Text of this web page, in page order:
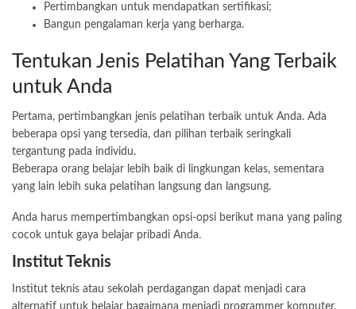
Pertimbangkan untuk mendapatkan sertifikasi;
Bangun pengalaman kerja yang berharga.
Tentukan Jenis Pelatihan Yang Terbaik
untuk Anda
Pertama, pertimbangkan jenis pelatihan terbaik untuk Anda. Ada
beberapa opsi yang tersedia, dan pilihan terbaik seringkali
tergantung pada individu.
Beberapa orang belajar lebih baik di lingkungan kelas, sementara
yang lain lebih suka pelatihan langsung dan langsung.
Anda harus mempertimbangkan opsi-opsi berikut mana yang paling
cocok untuk gaya belajar pribadi Anda.
Institut Teknis
Institut teknis atau sekolah perdagangan dapat menjadi cara
alternatif untuk belajar bagaimana menjadi programmer komputer.